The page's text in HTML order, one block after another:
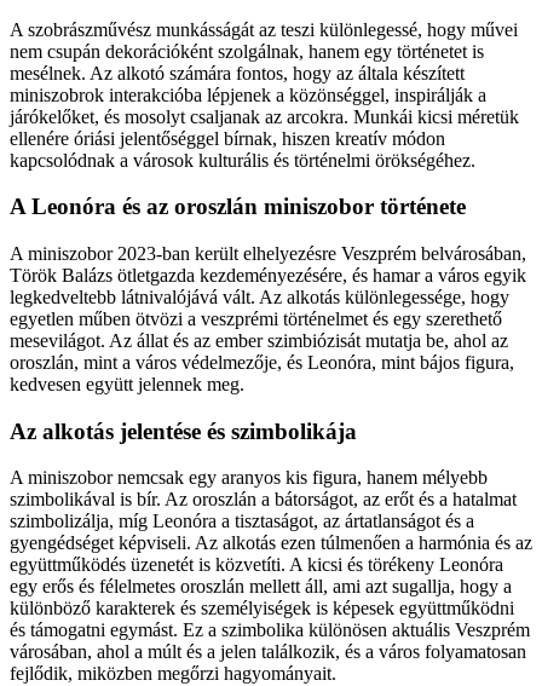
A szobrászművész munkásságát az teszi különlegessé, hogy művei
nem csupán dekorációként szolgálnak, hanem egy történetet is
mesélnek. Az alkotó számára fontos, hogy az általa készített
miniszobrok interakcióba lépjenek a közönséggel, inspirálják a
járókelőket, és mosolyt csaljanak az arcokra. Munkái kicsi méretük
ellenére óriási jelentőséggel bírnak, hiszen kreatív módon
kapcsolódnak a városok kulturális és történelmi örökségéhez.
A Leonóra és az oroszlán miniszobor története
A miniszobor 2023-ban került elhelyezésre Veszprém belvárosában,
Török Balázs ötletgazda kezdeményezésére, és hamar a város egyik
legkedveltebb látnivalójává vált. Az alkotás különlegessége, hogy
egyetlen műben ötvözi a veszprémi történelmet és egy szerethető
mesevilágot. Az állat és az ember szimbiózisát mutatja be, ahol az
oroszlán, mint a város védelmezője, és Leonóra, mint bájos figura,
kedvesen együtt jelennek meg.
Az alkotás jelentése és szimbolikája
A miniszobor nemcsak egy aranyos kis figura, hanem mélyebb
szimbolikával is bír. Az oroszlán a bátorságot, az erőt és a hatalmat
szimbolizálja, míg Leonóra a tisztaságot, az ártatlanságot és a
gyengédséget képviseli. Az alkotás ezen túlmenően a harmónia és az
együttműködés üzenetét is közvetíti. A kicsi és törékeny Leonóra
egy erős és félelmetes oroszlán mellett áll, ami azt sugallja, hogy a
különböző karakterek és személyiségek is képesek együttműködni
és támogatni egymást. Ez a szimbolika különösen aktuális Veszprém
városában, ahol a múlt és a jelen találkozik, és a város folyamatosan
fejlődik, miközben megőrzi hagyományait.